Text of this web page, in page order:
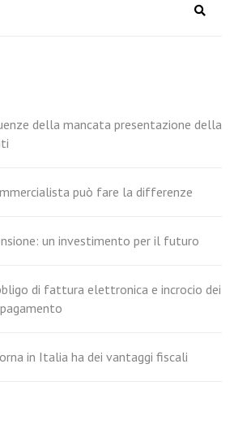
della mancata presentazione della
può fare la differenze
un investimento per il futuro
di fattura elettronica e incrocio dei
in Italia ha dei vantaggi fiscali